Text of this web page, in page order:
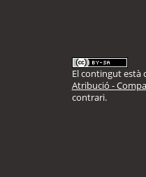
El contingut està
Atribució -
contrari.